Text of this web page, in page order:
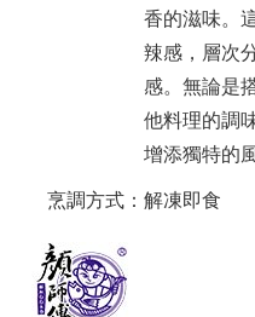
香的滋味。
辣感，層次
感。無論是
他料理的調
增添獨特的
烹調方式：解凍即食